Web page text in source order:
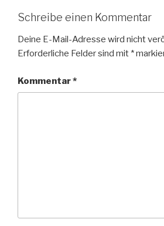
Schreibe einen Kommentar
Deine E-Mail-Adresse wird nicht
Erforderliche Felder sind mit *
Kommentar*